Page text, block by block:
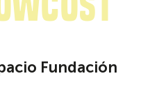
Fundación